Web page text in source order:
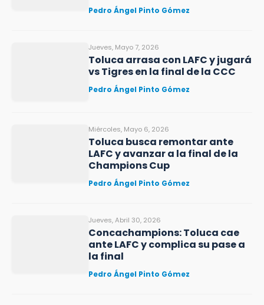
Pedro Ángel Pinto Gómez
Jueves, Mayo 7, 2026
Toluca arrasa con LAFC y jugará
vs Tigres en la final de la CCC
Pedro Ángel Pinto Gómez
Miércoles, Mayo 6, 2026
Toluca busca remontar ante
LAFC y avanzar a la final de la
Champions Cup
Pedro Ángel Pinto Gómez
Jueves, Abril 30, 2026
Concachampions: Toluca cae
ante LAFC y complica su pase a
la final
Pedro Ángel Pinto Gómez